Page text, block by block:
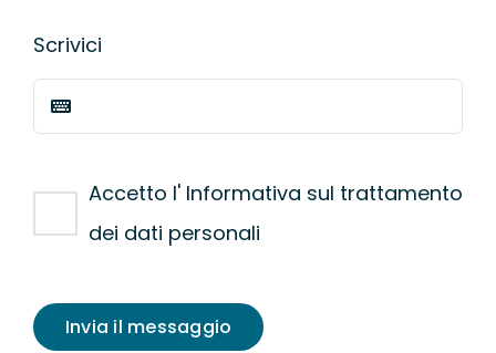
Scrivici
Accetto l' Informativa sul trattamento
dei dati personali
Invia il messaggio